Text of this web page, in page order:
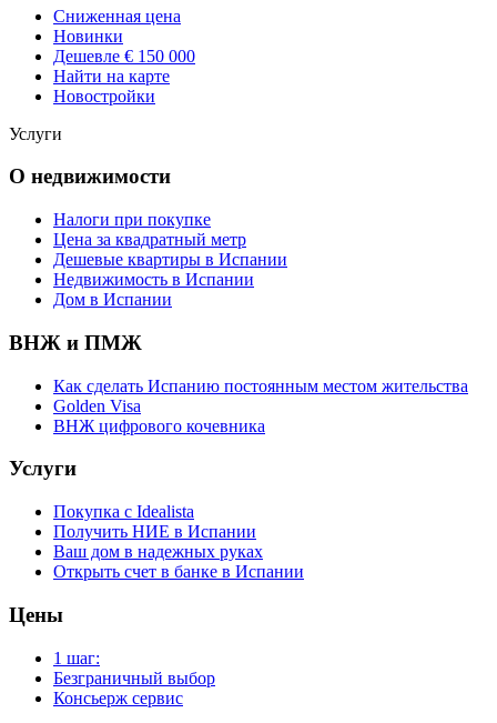
Сниженная цена
Новинки
Дешевле € 150 000
Найти на карте
Новостройки
Услуги
О недвижимости
Налоги при покупке
Цена за квадратный метр
Дешевые квартиры в Испании
Hедвижимость в Испании
Дом в Испании
ВНЖ и ПМЖ
Как сделать Испанию постоянным местом жительства
Golden Visa
ВНЖ цифрового кочевника
Услуги
Покупка с Idealista
Получить НИЕ в Испании
Ваш дом в надежных руках
Открыть счет в банке в Испании
Цены
1 шаг:
Безграничный выбор
Консьерж сервис